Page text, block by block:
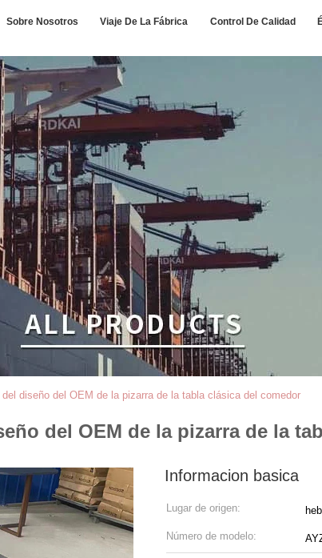
Sobre Nosotros Viaje De La Fábrica Control De Calidad
diseño del OEM de la pizarra de la tabla clásica del comedor
del OEM de la pizarra de la
Informacion basica
Lugar de origen:
Número de modelo: